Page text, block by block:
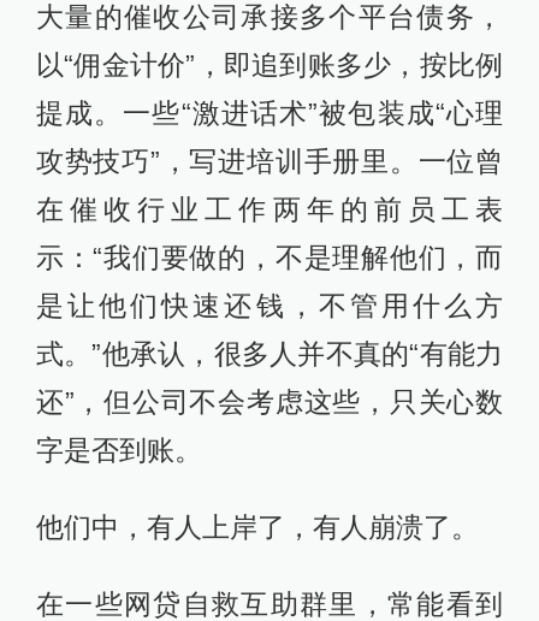
大量的催收公司承接多个平台债务，
以“佣金计价”，即追到账多少，按比例
提成。一些“激进话术”被包装成“心理
攻势技巧”，写进培训手册里。一位曾
在催收行业工作两年的前员工表
示：“我们要做的，不是理解他们，而
是让他们快速还钱，不管用什么方
式。”他承认，很多人并不真的“有能力
还”，但公司不会考虑这些，只关心数
字是否到账。
他们中，有人上岸了，有人崩溃了。
在一些网贷自救互助群里，常能看到